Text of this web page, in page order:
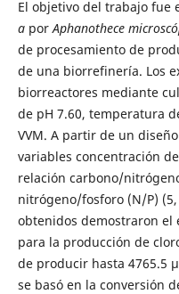
El objetivo del trabajo fue
aporAphanothece
de procesamiento de
de una biorrefinería. Los
biorreactores mediante
de pH 7.60, temperatura
VVM. A partir de un
variables concentración
relación carbono/
nitrógeno/fosforo (N/P)
obtenidos demostraron el
para la producción de
de producir hasta 4765.5
se basó en la conversión